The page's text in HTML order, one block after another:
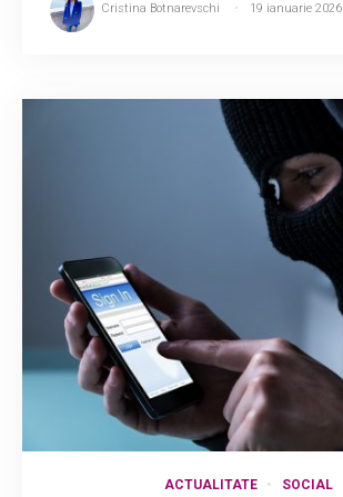
Cristina Botnarevschi 19 ianuarie 2026
ACTUALITATE SOCIAL